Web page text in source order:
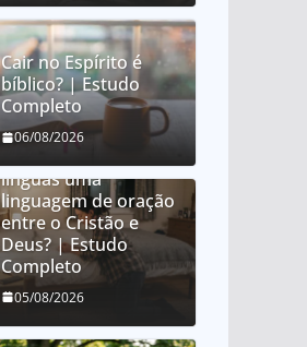
Cair no Espírito é
bíblico? | Estudo
Completo
06/08/2026
O que é orar em
línguas uma
linguagem de oração
entre o Cristão e
Deus? | Estudo
Completo
05/08/2026